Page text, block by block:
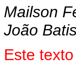
Mailson
João
Este